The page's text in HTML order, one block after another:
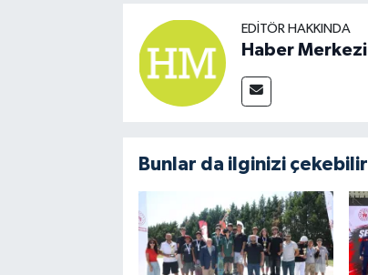
EDITÖR HAKKINDA
Haber Merkezi
Bunlar da ilginizi çekebilir